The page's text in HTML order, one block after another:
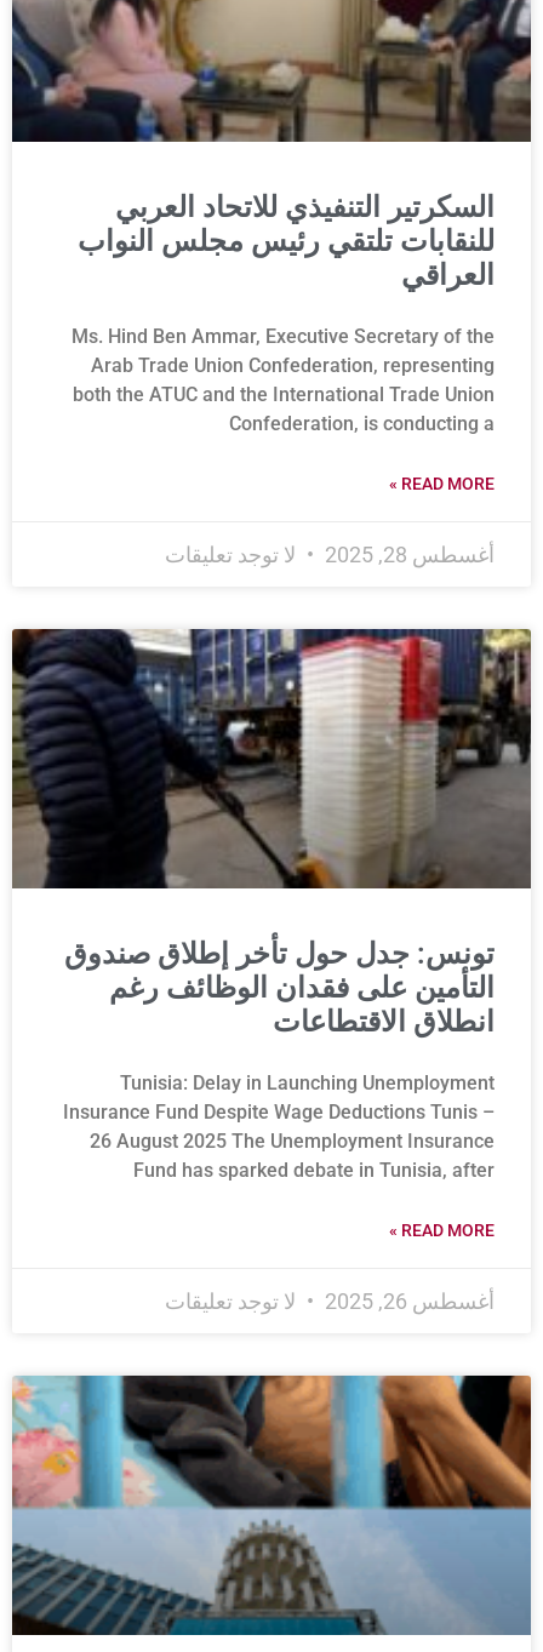
السكرتير التنفيذي للاتحاد العربي
للنقابات تلتقي رئيس مجلس النواب
العراقي
Ms. Hind Ben Ammar, Executive Secretary of the
Arab Trade Union Confederation, representing
both the ATUC and the International Trade Union
Confederation, is conducting a
READ MORE »
أغسطس 28, 2025 لا توجد تعليقات
تونس: جدل حول تأخر إطلاق صندوق
التأمين على فقدان الوظائف رغم
انطلاق الاقتطاعات
Tunisia: Delay in Launching Unemployment
Insurance Fund Despite Wage Deductions Tunis –
26 August 2025 The Unemployment Insurance
Fund has sparked debate in Tunisia, after
READ MORE »
أغسطس 26, 2025 لا توجد تعليقات